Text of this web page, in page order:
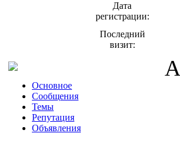
Основное
Сообщения
Темы
Репутация
Объявления
Дата
регистрации:
Последний
визит: